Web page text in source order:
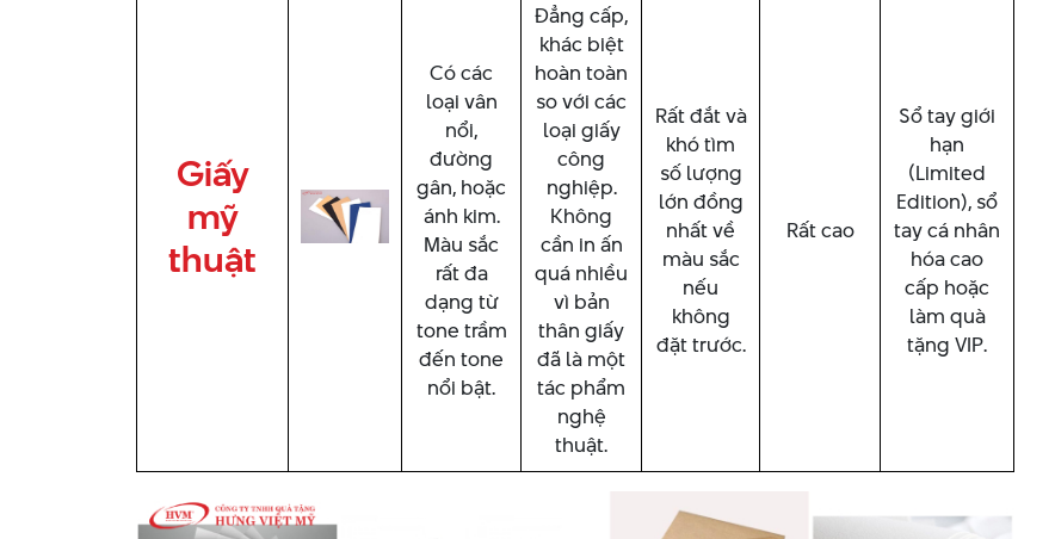
Giấy
mỹ
thuật
Có các
loại vân
nổi,
đường
gân, hoặc
ánh kim.
Màu sắc
rất đa
dạng từ
tone trầm
đến tone
nổi bật.
Đẳng cấp,
khác biệt
hoàn toàn
so với các
loại giấy
công
nghiệp.
Không
cần in ấn
quá nhiều
vì bản
thân giấy
đã là một
tác phẩm
nghệ
thuật.
Rất đắt và
khó tìm
số lượng
lớn đồng
nhất về
màu sắc
nếu
không
đặt trước.
Rất cao
Sổ tay giới
hạn
(Limited
Edition), sổ
tay cá nhân
hóa cao
cấp hoặc
làm quà
tặng VIP.